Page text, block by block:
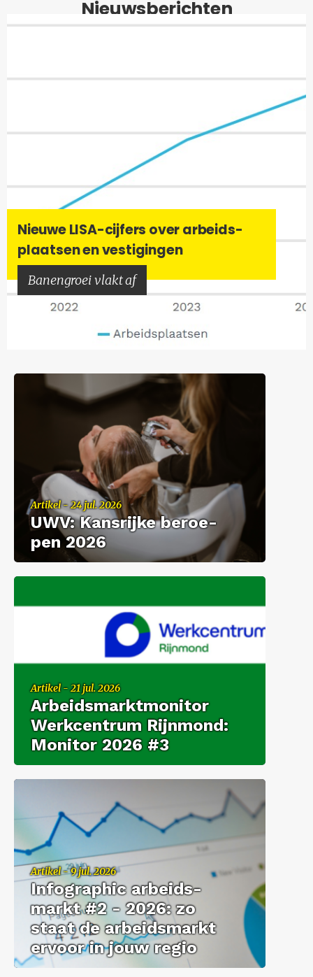
Nieuwsberichten
Nieu­we LISA-​cijfers over ar­beids­
plaat­sen en ves­ti­gin­gen
Ba­nen­groei vlakt af
Ar­ti­kel - 24 jul. 2026
UWV: Kans­rij­ke be­roe­
pen 2026
Ar­ti­kel - 21 jul. 2026
Ar­beids­markt­mo­ni­tor
Werk­cen­trum Rijn­mond:
Mo­ni­tor 2026 #3
Ar­ti­kel - 9 jul. 2026
In­fo­grap­hic ar­beids­
markt #2 - 2026: zo
staat de ar­beids­markt
er­voor in jouw regio